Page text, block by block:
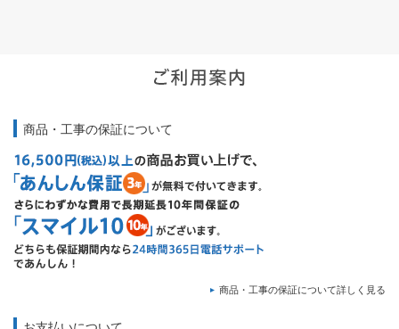
商品・工事の保証について
商品・工事の保証について詳しく見る